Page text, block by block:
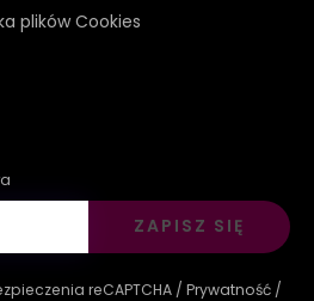
plików Cookies
ZAPISZ SIĘ
reCAPTCHA / Prywatność /